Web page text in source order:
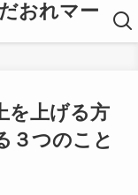
おれマー
を上げる方
３つのこと